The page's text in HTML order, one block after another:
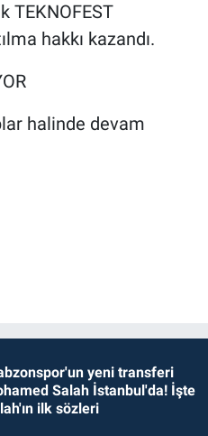
TEKNOFEST
hakkı kazandı.
halinde devam
yeni transferi
Salah İstanbul'da! İşte
ilk sözleri